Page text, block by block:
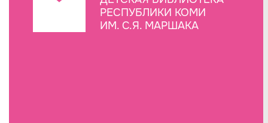
РЕСПУБЛИКИ КОМИ
ИМ. С.Я. МАРШАКА